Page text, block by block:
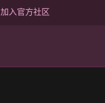
加入官方社区